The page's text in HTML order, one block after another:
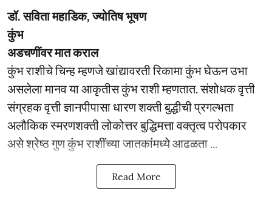
डॉ. सविता महाडिक, ज्योतिष भूषण
कुंभ
अडचणींवर मात कराल
कुंभ राशीचे चिन्ह म्हणजे खांद्यावरती रिकामा कुंभ घेऊन उभा
असलेला मानव या आकृतीस कुंभ राशी म्हणतात. संशोधक वृत्ती
संग्रहक वृत्ती ज्ञानपीपासा धारण शक्ती बुद्धीची प्रगल्भता
अलौकिक स्मरणशक्ती लोकोत्तर बुद्धिमत्ता वक्तृत्व परोपकार
असे श्रेष्ठ गुण कुंभ राशींच्या जातकांमध्ये आढळता ...
Read More